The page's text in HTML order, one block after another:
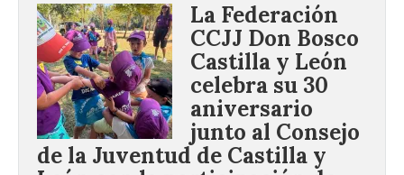
La Federación
CCJJ Don Bosco
Castilla y León
celebra su 30
aniversario
junto al Consejo
de la Juventud de Castilla y